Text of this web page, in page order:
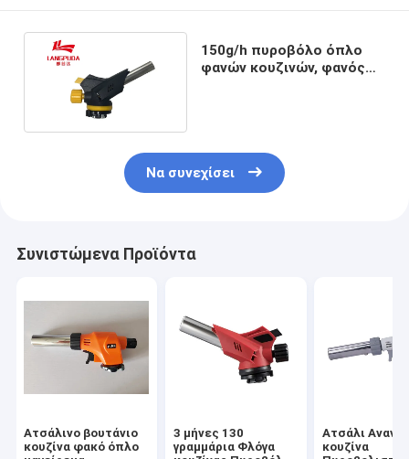
150g/h πυροβόλο όπλο
φανών κουζινών, φανός
Να συνεχίσει
Συνιστώμενα Προϊόντα
Ατσάλινο βουτάνιο
κουζίνα φακό όπλο
3 μήνες 130
γραμμάρια Φλόγα
Ατσάλι
κουζίνα